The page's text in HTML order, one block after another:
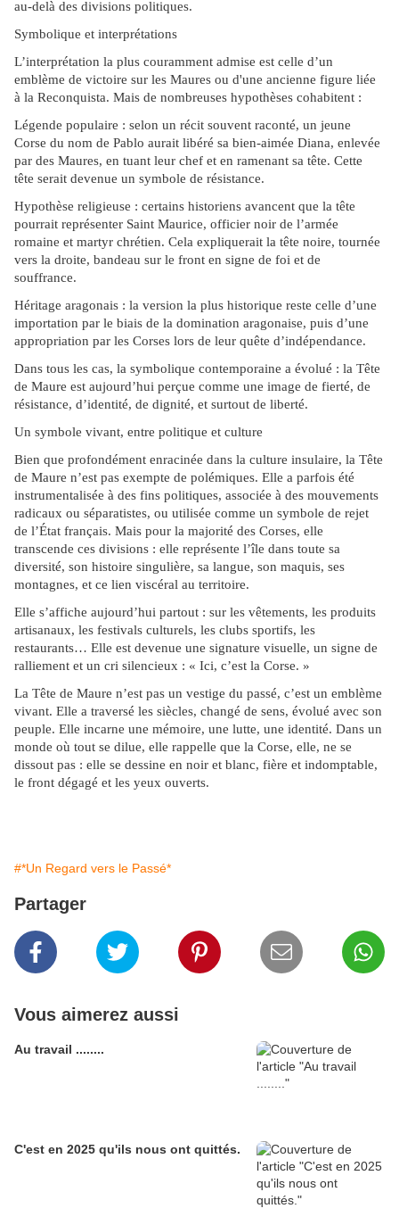
au-delà des divisions politiques.
Symbolique et interprétations
L’interprétation la plus couramment admise est celle d’un
emblème de victoire sur les Maures ou d'une ancienne figure liée
à la Reconquista. Mais de nombreuses hypothèses cohabitent :
Légende populaire : selon un récit souvent raconté, un jeune
Corse du nom de Pablo aurait libéré sa bien-aimée Diana, enlevée
par des Maures, en tuant leur chef et en ramenant sa tête. Cette
tête serait devenue un symbole de résistance.
Hypothèse religieuse : certains historiens avancent que la tête
pourrait représenter Saint Maurice, officier noir de l’armée
romaine et martyr chrétien. Cela expliquerait la tête noire, tournée
vers la droite, bandeau sur le front en signe de foi et de
souffrance.
Héritage aragonais : la version la plus historique reste celle d’une
importation par le biais de la domination aragonaise, puis d’une
appropriation par les Corses lors de leur quête d’indépendance.
Dans tous les cas, la symbolique contemporaine a évolué : la Tête
de Maure est aujourd’hui perçue comme une image de fierté, de
résistance, d’identité, de dignité, et surtout de liberté.
Un symbole vivant, entre politique et culture
Bien que profondément enracinée dans la culture insulaire, la Tête
de Maure n’est pas exempte de polémiques. Elle a parfois été
instrumentalisée à des fins politiques, associée à des mouvements
radicaux ou séparatistes, ou utilisée comme un symbole de rejet
de l’État français. Mais pour la majorité des Corses, elle
transcende ces divisions : elle représente l’île dans toute sa
diversité, son histoire singulière, sa langue, son maquis, ses
montagnes, et ce lien viscéral au territoire.
Elle s’affiche aujourd’hui partout : sur les vêtements, les produits
artisanaux, les festivals culturels, les clubs sportifs, les
restaurants… Elle est devenue une signature visuelle, un signe de
ralliement et un cri silencieux : « Ici, c’est la Corse. »
La Tête de Maure n’est pas un vestige du passé, c’est un emblème
vivant. Elle a traversé les siècles, changé de sens, évolué avec son
peuple. Elle incarne une mémoire, une lutte, une identité. Dans un
monde où tout se dilue, elle rappelle que la Corse, elle, ne se
dissout pas : elle se dessine en noir et blanc, fière et indomptable,
le front dégagé et les yeux ouverts.
#*Un Regard vers le Passé*
Partager
Vous aimerez aussi
Au travail ........
C'est en 2025 qu'ils nous ont quittés.